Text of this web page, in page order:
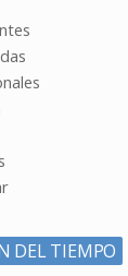
DEL TIEMPO